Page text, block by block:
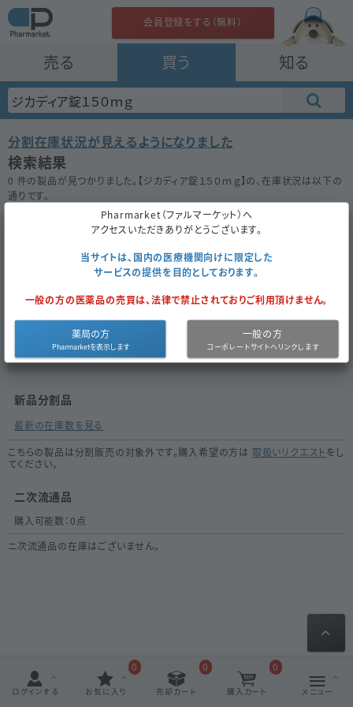
売る 買う 知る
会員登録をする（無料）
分割在庫状況が見えるようになりました
検索結果
0 件の製品が見つかりました。【ジカディア錠１５０ｍｇ】の、在庫状況は以下の
通りです。
在庫がない場合は★ボタンを押してお気に入り登録をしておきましょう。
200件
ジカディア錠１５０ｍｇ
お気に入り
内
服
医薬品種
別
分
セリチ
ニブ
探す
新品分割品
最新の在庫数を見る
こちらの製品は分割販売の対象外です。購入希望の方は 取扱いリクエストをし
てください。
二次流通品
購入可能数：0点
ニ次流通品の在庫はございません。
ログインする お気に入り
0
売却カート
0
購入カート
0
メニュー
Pharmarket（ファルマーケット）へ
アクセスいただきありがとうございます。
当サイトは、国内の医療機関向けに限定した
サービスの提供を目的としております。
一般の方の医薬品の売買は、法律で禁止されておりご利用頂けません。
薬局の方 一般の方